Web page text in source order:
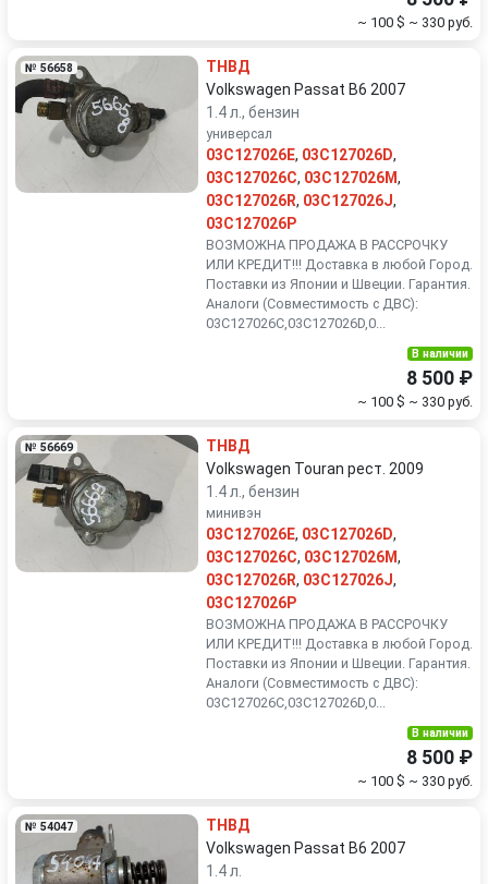
~ 100 $ ~ 330 руб.
№ 56658
ТНВД
Volkswagen Passat B6 2007
1.4 л., бензин
универсал
03C127026E, 03C127026D,
03C127026C, 03C127026M,
03C127026R, 03C127026J,
03C127026P
ВОЗМОЖНА ПРОДАЖА В РАССРОЧКУ
ИЛИ КРЕДИТ!!! Доставка в любой Город.
Поставки из Японии и Швеции. Гарантия.
Аналоги (Совместимость с ДВС):
03C127026C,03C127026D,0...
В наличии
8 500 ₽
~ 100 $ ~ 330 руб.
№ 56669
ТНВД
Volkswagen Touran рест. 2009
1.4 л., бензин
минивэн
03C127026E, 03C127026D,
03C127026C, 03C127026M,
03C127026R, 03C127026J,
03C127026P
ВОЗМОЖНА ПРОДАЖА В РАССРОЧКУ
ИЛИ КРЕДИТ!!! Доставка в любой Город.
Поставки из Японии и Швеции. Гарантия.
Аналоги (Совместимость с ДВС):
03C127026C,03C127026D,0...
В наличии
8 500 ₽
~ 100 $ ~ 330 руб.
№ 54047
ТНВД
Volkswagen Passat B6 2007
1.4 л.